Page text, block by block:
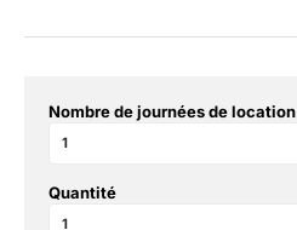
Nombre de journées de location
Quantité